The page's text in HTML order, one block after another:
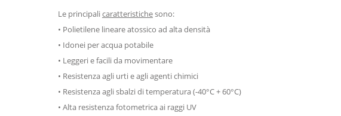
Le principalicaratteristichesono:
• Polietilene lineare atossico ad alta densità
• Idonei per acqua potabile
• Leggeri e facili da movimentare
• Resistenza agli urti e agli agenti chimici
• Resistenza agli sbalzi di temperatura (-40°C + 60°C)
• Alta resistenza fotometrica ai raggi UV